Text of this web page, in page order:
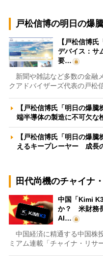
戸松信博の明日の爆
【戸松信博
デバイス：サ
要…
新聞や雑誌など多数の金融
クアドバイザーズ代表の戸松
【戸松信博氏「明日の爆
端半導体の製造に不可欠な
【戸松信博氏「明日の爆
えるキープレーヤー 成長
田代尚機のチャイナ
中国「Kimi
か？ 米財務
AI…
中国経済に精通する中国株
ミアム連載「チャイナ・リサ